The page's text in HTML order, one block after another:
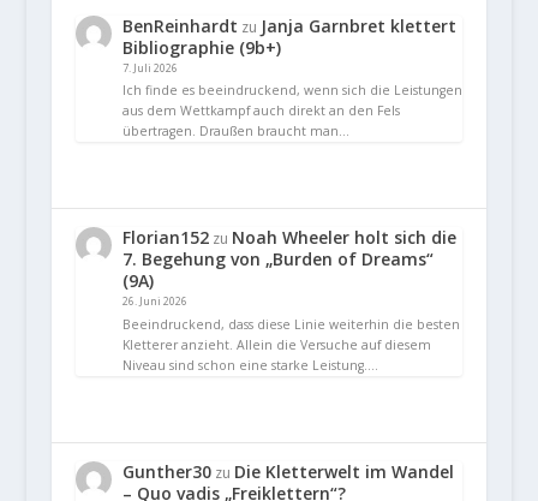
BenReinhardt zu Janja Garnbret klettert
Bibliographie (9b+)
7. Juli 2026
Ich finde es beeindruckend, wenn sich die Leistungen
aus dem Wettkampf auch direkt an den Fels
übertragen. Draußen braucht man…
Florian152zu Noah Wheeler holt sich die
7. Begehung von „Burden of Dreams“
(9A)
26. Juni 2026
Beeindruckend, dass diese Linie weiterhin die besten
Kletterer anzieht. Allein die Versuche auf diesem
Niveau sind schon eine starke Leistung.…
Gunther30zu Die Kletterwelt im Wandel
– Quo vadis „Freiklettern“?